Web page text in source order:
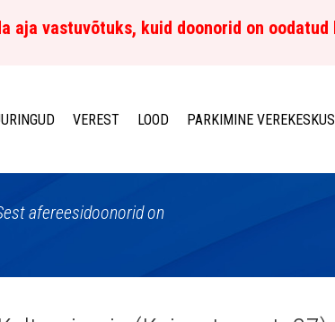
aja vastuvõtuks, kuid doonorid on
VEREST LOOD PARKIMINE
afereesidoonorid on